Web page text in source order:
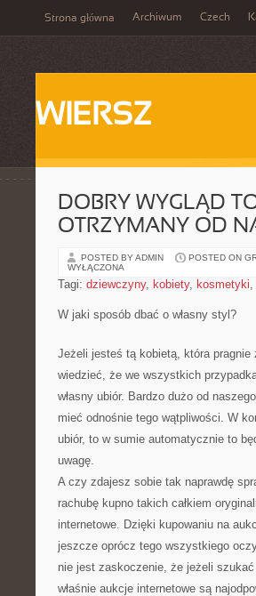
Strona główna Archiwum Czech
WIERSZ
DOBRY WYGLĄD
OTRZYMANY OD
POSTED BY ADMIN POSTED ON
WYŁĄCZONA
Tagi: dziewczyny, kobiety, kosmetyki,
W jaki sposób dbać o własny styl?
Jeżeli jesteś tą kobietą, która
wiedzieć, że we wszystkich
własny ubiór. Bardzo dużo od
mieć odnośnie tego wątpliwości. W
ubiór, to w sumie automatycznie to
uwagę.
A czy zdajesz sobie tak naprawdę
rachubę kupno takich całkiem
internetowe. Dzięki kupowaniu na
jeszcze oprócz tego wszystkiego
nie jest zaskoczenie, że jeżeli
właśnie aukcje internetowe są